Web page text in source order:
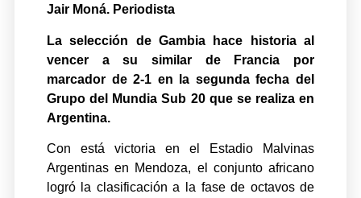
Jair Moná. Periodista
La selección de Gambia hace historia al
vencer a su similar de Francia por
marcador de 2-1 en la segunda fecha del
Grupo del Mundia Sub 20 que se realiza en
Argentina.
Con está victoria en el Estadio Malvinas
Argentinas en Mendoza, el conjunto africano
logró la clasificación a la fase de octavos de